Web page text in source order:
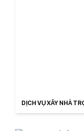
DỊCH VỤ XÂY NHÀ